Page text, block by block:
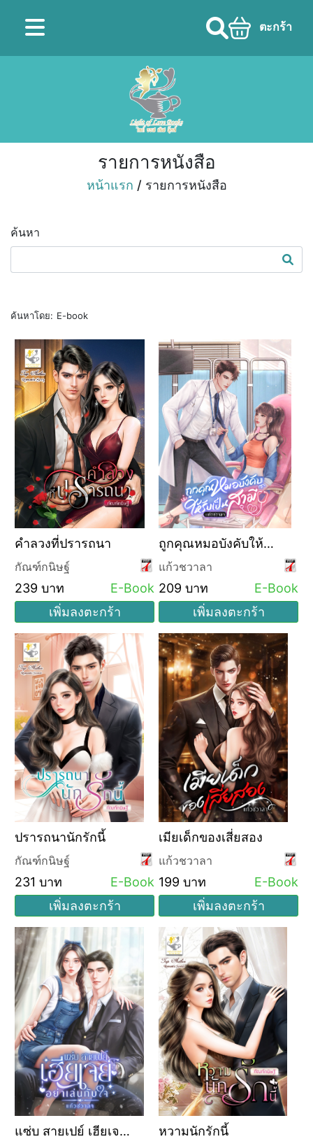
ตะกร้า
รายการหนังสือ
หน้าแรก / รายการหนังสือ
ค้นหา
ค้นหาโดย: E-book
คำลวงที่ปรารถนา
กัณฑ์กนิษฐ์
239 บาท
E-Book
เพิ่มลงตะกร้า
ถูกคุณหมอบังคับให้
รับเป็นสามี
แก้วชวาลา
209 บาท
E-Book
เพิ่มลงตะกร้า
ปรารถนานักรักนี้
กัณฑ์กนิษฐ์
231 บาท
E-Book
เพิ่มลงตะกร้า
เมียเด็กของเสี่ยสอง
แก้วชวาลา
199 บาท
E-Book
เพิ่มลงตะกร้า
แซ่บ สายเปย์ เฮียเจย์
หวามนักรักนี้